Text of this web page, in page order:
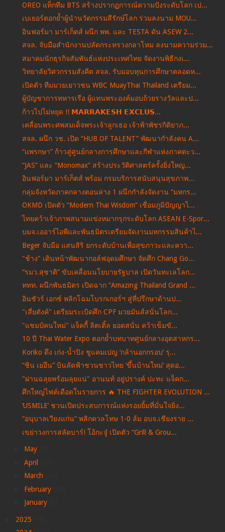
OREO แท็กทีม BTS สร้างปรากฏการณ์ความปังระดับโลก เป...
เบเยอร์ตอกย้ำผู้นำนวัตกรรมสีรักษ์โลก ร่วมลงนาม MOU...
อินฟอร์มา มาร์เก็ตส์ ผนึก พพ. และ TESTA ดัน ASEW 2...
สจล. จับมือสำนักงานปลัดกระทรวงกลาโหม ลงนามความร่วม...
สมาคมนักธุรกิจสัมพันธ์แห่งประเทศไทย จัดงานพิธีกงเ...
วิทยาลัยวิศวกรรมสังคีต สจล. รับมอบทุนการศึกษาตลอดห...
เปิดตัว ทีมมวยเยาวชน WBC MuayThai Thailand เตรียม...
ผู้บัญชาการทหารเรือ ผู้แทนพระองค์มอบถ้วยรางวัลและป...
ก้าวไปไม่หยุด !! 𝗠𝗔𝗥𝗥𝗔𝗞𝗘𝗦𝗛 𝗘𝗫𝗖𝗟𝗨𝗦...
เคลื่อนพระศพสมเด็จพระเจ้าลูกเธอ เจ้าฟ้าพัชรกิติยาภ...
สจล. ผนึก วช. เปิด “HUB OF TALENT” พัฒนากำลังคน A...
“แพรกษา” ก้าวสู่ศูนย์กลางการศึกษาและกีฬาแห่งภาคตะว...
“JAS” และ “Monomax” สร้างประวัติศาสตร์ครั้งยิ่งใหญ...
อินฟอร์มา มาร์เก็ตส์ พร้อม กรมบริการสนับสนุนสุขภาพ...
กลุ่มจังหวัดภาคกลางตอนล่าง 1 ผนึกกำลังจัดงาน “มหกร...
OKMD เปิดตัว “Modern Thai Wisdom” เชื่อมภูมิปัญญาไ...
ไทยคว้าเจ้าภาพสนามแข่งหมากรุกระดับโลก ASEAN E-Spor...
บมจ.เออาร์ไอพีและพันธมิตรเตรียมจัดงานมหกรรมสินค้าไ...
Beger จับมือ แสนสิริ ยกระดับบ้านเพื่อสุขภาวะและควา...
"ช้าง" เดินหน้าพัฒนากอล์ฟอุดมศึกษา จัดศึก Chang Go...
“รมว.สุชาติ” ขับเคลื่อนนโยบายรัฐบาล เปิดวันทะเลโลก...
ททท. ผนึกพันธมิตร เปิดฉาก “Amazing Thailand Grand ...
อินชัวร์ เอกซ์ พลิกโฉมโบรกเกอร์ฯ สู่ที่ปรึกษาด้านป...
"เสี่ยตังค์" เตรียมระเบิดศึก CPF มวยมันส์สนั่นโลก...
"แชมป์คนใหม่" แจ็คกี้ ลิตเติ้ล ยอดสนั่น คว้าเข็มขั...
10 ปี Thai Water Expo ตอกย้ำบทบาทศูนย์กลางอุตสาหกร...
Koriko ดึง เก่ง-น้ำปิง ชูแคมเปญ ‘กล้านอกกรอบ’ รุ...
“ชิน เยอึน” บินลัดฟ้าชวนชาวไทย ‘ขึ้นบ้านใหม่’ สุดอ...
"ผ่านฉลุยพร้อมลุยแน่" อานนท์ อยู่ปรางค์ ปะทะ แจ็คก...
ศึกใหญ่ไฟต์เดือดในรายการ 🔥 THE FIGHTER EVOLUTION ...
‘USMILE’ ชวนเปิดประสบการณ์แห่งรอยยิ้มที่มั่นใจยิ่ง...
“อนุบาลเวียงแก่น“ พลิกดวลโทษ 1-0 ล้ม อบจ.เชียงราย ...
เขย่าวงการสลัดบาร์! โอ้กะจู๋ เปิดตัว “Grill & Grou...
May
April
March
February
January
2025